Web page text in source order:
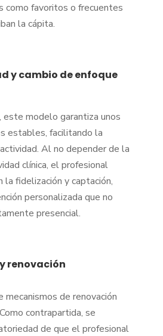
como favoritos o frecuentes
la cápita.
y cambio de enfoque
modelo garantiza unos
estables, facilitando la
Al no depender de la
clínica, el profesional
la fidelización y captación,
personalizada que no
presencial.
renovación
mecanismos de renovación
contrapartida, se
de que el profesional